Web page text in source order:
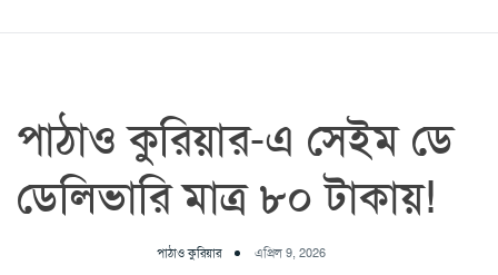
পাঠাও কুরিয়ার-এ সেইম ডে
ডেলিভারি মাত্র ৮০ টাকায়!
পাঠাও কুরিয়ার এপ্রিল 9, 2026